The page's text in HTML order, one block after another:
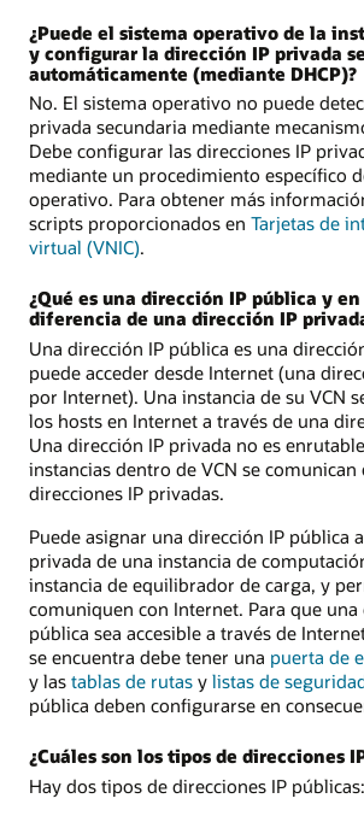
¿Puede el sistema operativo de la
y configurar la dirección IP privada
automáticamente (mediante DHCP)?
No. El sistema operativo no puede
privada secundaria mediante
Debe configurar las direcciones IP
mediante un procedimiento específico
operativo. Para obtener más
scripts proporcionados en Tarjetas de
virtual (VNIC).
¿Qué es una dirección IP pública y en
diferencia de una dirección IP
Una dirección IP pública es una
puede acceder desde Internet (una
por Internet). Una instancia de su VCN
los hosts en Internet a través de una
Una dirección IP privada no es
instancias dentro de VCN se
direcciones IP privadas.
Puede asignar una dirección IP pública
privada de una instancia de
instancia de equilibrador de carga, y
comuniquen con Internet. Para que una
pública sea accesible a través de
se encuentra debe tener una puerta de
y las tablas de rutas y listas de
pública deben configurarse en
¿Cuáles son los tipos de direcciones
Hay dos tipos de direcciones IP públicas: